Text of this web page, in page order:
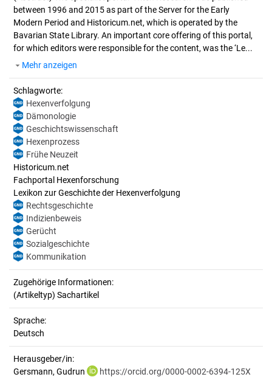
between 1996 and 2015 as part of the Server for the Early
Modern Period and Historicum.net, which is operated by the
Bavarian State Library. An important core offering of this portal,
for which editors were responsible for the content, was the ‘Le...
Mehr anzeigen
Schlagworte:
Hexenverfolgung
Dämonologie
Geschichtswissenschaft
Hexenprozess
Frühe Neuzeit
Historicum.net
Fachportal Hexenforschung
Lexikon zur Geschichte der Hexenverfolgung
Rechtsgeschichte
Indizienbeweis
Gerücht
Sozialgeschichte
Kommunikation
Zugehörige Informationen:
(Artikeltyp) Sachartikel
Sprache:
Deutsch
Herausgeber/in:
Gersmann, Gudrun
https://orcid.org/0000-0002-6394-125X